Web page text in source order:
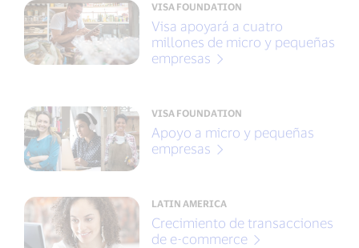
VISA FOUNDATION
Visa apoyará a cuatro
millones de micro y pequeñas
empresas
VISA FOUNDATION
Apoyo a micro y pequeñas
empresas
LATIN AMERICA
Crecimiento de transacciones
de e-commerce